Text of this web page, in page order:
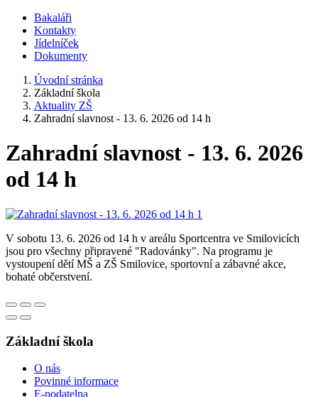
Bakaláři
Kontakty
Jídelníček
Dokumenty
Úvodní stránka
Základní škola
Aktuality ZŠ
Zahradní slavnost - 13. 6. 2026 od 14 h
Zahradní slavnost - 13. 6. 2026
od 14 h
V sobotu 13. 6. 2026 od 14 h v areálu Sportcentra ve Smilovicích
jsou pro všechny připravené "Radovánky". Na programu je
vystoupení dětí MŠ a ZŠ Smilovice, sportovní a zábavné akce,
bohaté občerstvení.
Základní škola
O nás
Povinné informace
E-podatelna